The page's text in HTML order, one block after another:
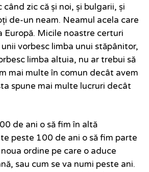
când zic că și noi, și bulgarii, și
de-un neam. Neamul acela care
Europă. Micile noastre certuri
vorbesc limba unui stăpânitor,
limba altuia, nu ar trebui să
mai multe în comun decât avem
spune mai multe lucruri decât
de ani o să fim în altă
peste 100 de ani o să fim parte
ordine pe care o aduce
sau cum se va numi peste ani.